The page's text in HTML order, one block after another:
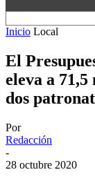
Inicio Local
El
eleva a
dos
Por
Redacción
-
28 octubre 2020